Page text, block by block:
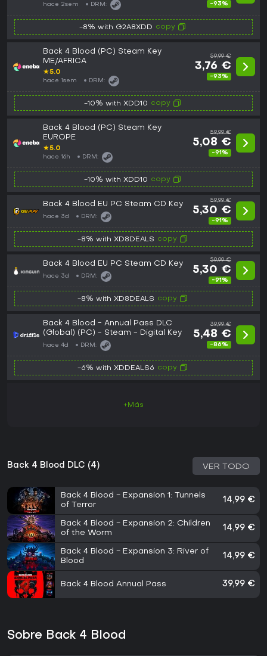
hace 2sem DRM: -93%
-8% with G2A8XDD copy
Back 4 Blood (PC) Steam Key
ME/AFRICA
★5.0
hace 1sem DRM:
59,99 €
3,76 €
-93%
-10% with XDD10 copy
Back 4 Blood (PC) Steam Key
EUROPE
★5.0
hace 16h DRM:
59,99 €
5,08 €
-91%
-10% with XDD10 copy
Back 4 Blood EU PC Steam CD Key
hace 3d DRM:
59,99 €
5,30 €
-91%
-8% with XD8DEALS copy
Back 4 Blood EU PC Steam CD Key
hace 3d DRM:
59,99 €
5,30 €
-91%
-8% with XD8DEALS copy
Back 4 Blood - Annual Pass DLC
(Global) (PC) - Steam - Digital Key
hace 4d DRM:
39,99 €
5,48 €
-86%
-6% with XDDEALS6 copy
+Más
Back 4 Blood DLC (4) VER TODO
Back 4 Blood - Expansion 1: Tunnels
of Terror
14,99 €
Back 4 Blood - Expansion 2: Children
of the Worm
14,99 €
Back 4 Blood - Expansion 3: River of
Blood
14,99 €
Back 4 Blood Annual Pass 39,99 €
Sobre Back 4 Blood